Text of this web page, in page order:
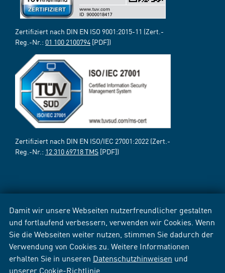
Damit wir unsere Webseiten nutzerfreundlicher gestalten
und fortlaufend verbessern, verwenden wir Cookies. Wenn
Sie die Webseiten weiter nutzen, stimmen Sie dadurch der
Verwendung von Cookies zu. Weitere Informationen
erhalten Sie in unseren Datenschutzhinweisen und
unserer Cookie-Richtlinie
Zertifiziert nach DIN EN ISO 9001:2015-11 (Zert.-
Reg.-Nr.: 01 100 2100794 [PDF])
Zertifiziert nach DIN EN ISO/IEC 27001:2022 (Zert.-
Reg.-Nr.: 12 310 69718 TMS [PDF])